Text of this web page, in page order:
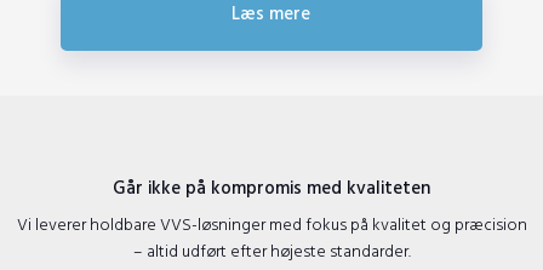
Læs mere​
Går ikke på kompromis med kvaliteten
​Vi leverer holdbare VVS-løsninger med fokus på kvalitet og præcision
– altid udført efter højeste standarder.